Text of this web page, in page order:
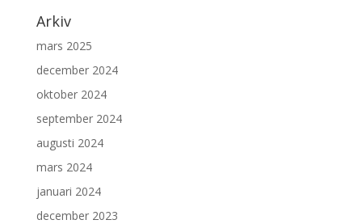
Arkiv
mars 2025
december 2024
oktober 2024
september 2024
augusti 2024
mars 2024
januari 2024
december 2023